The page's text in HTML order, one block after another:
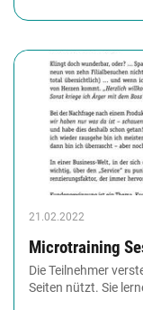
21.02.2022
Microtraining
Die Teilnehmer
Seiten nützt. Sie